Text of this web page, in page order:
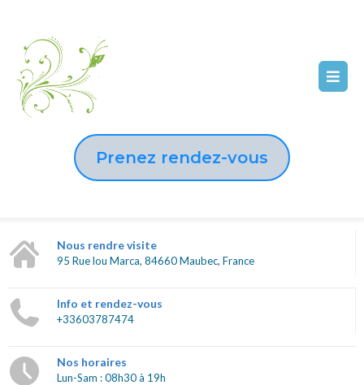
Prenez rendez-vous
Nous rendre visite
95 Rue lou Marca, 84660 Maubec, France
Info et rendez-vous
+33603787474
Nos horaires
Lun-Sam : 08h30 à 19h